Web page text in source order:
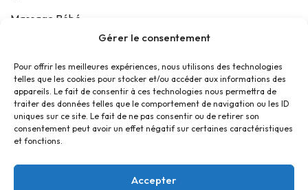
Gérer le consentement
Pour offrir les meilleures expériences, nous utilisons des technologies
telles que les cookies pour stocker et/ou accéder aux informations des
appareils. Le fait de consentir à ces technologies nous permettra de
traiter des données telles que le comportement de navigation ou les ID
uniques sur ce site. Le fait de ne pas consentir ou de retirer son
consentement peut avoir un effet négatif sur certaines caractéristiques
et fonctions.
Accepter
Massage Bébé
Les jeudis de La Parolière
16 juin 2026